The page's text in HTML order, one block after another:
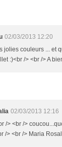
02/03/2013 12:20
jolies couleurs ... et
:)<br /> <br /> A
02/03/2013 12:16
/> <br />
/> <br /> Maria